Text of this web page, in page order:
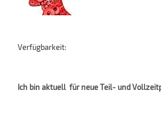
Verfügbarkeit:
Ich bin aktuell für neue Teil- und